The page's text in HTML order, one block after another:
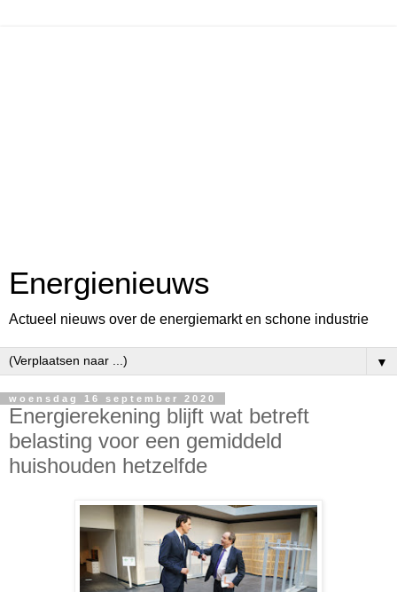
Energienieuws
Actueel nieuws over de energiemarkt en schone industrie
▼
woensdag 16 september 2020
Energierekening blijft wat betreft
belasting voor een gemiddeld
huishouden hetzelfde